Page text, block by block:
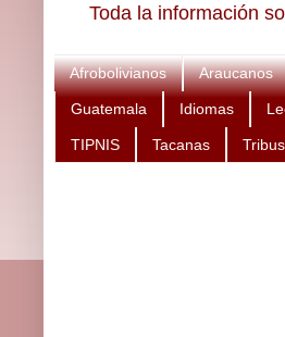
Toda la información
Afrobolivianos Araucanos
Guatemala Idiomas
TIPNIS Tacanas Tribus